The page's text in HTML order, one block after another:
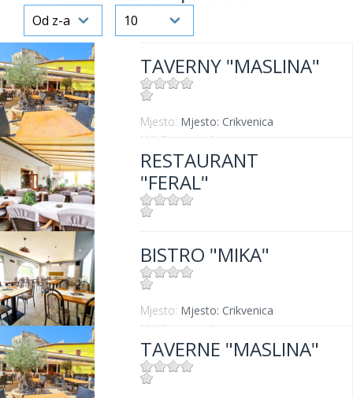
TAVERNY "MASLINA"
Mjesto: Mjesto: Crikvenica
Udaljenost od mora:
RESTAURANT
"FERAL"
Udaljenost od mora:5 m
BISTRO "MIKA"
Mjesto: Mjesto: Crikvenica
Udaljenost od mora:
TAVERNE "MASLINA"